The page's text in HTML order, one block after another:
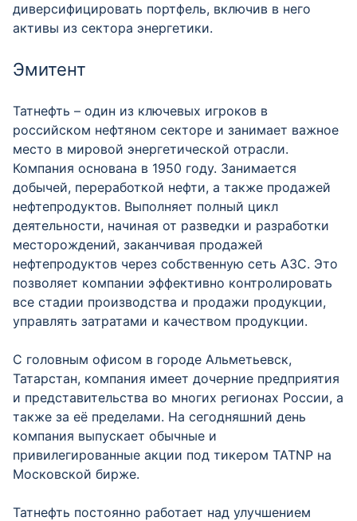
диверсифицировать портфель, включив в него
активы из сектора энергетики.
Эмитент
Татнефть – один из ключевых игроков в
российском нефтяном секторе и занимает важное
место в мировой энергетической отрасли.
Компания основана в 1950 году. Занимается
добычей, переработкой нефти, а также продажей
нефтепродуктов. Выполняет полный цикл
деятельности, начиная от разведки и разработки
месторождений, заканчивая продажей
нефтепродуктов через собственную сеть АЗС. Это
позволяет компании эффективно контролировать
все стадии производства и продажи продукции,
управлять затратами и качеством продукции.
С головным офисом в городе Альметьевск,
Татарстан, компания имеет дочерние предприятия
и представительства во многих регионах России, а
также за её пределами. На сегодняшний день
компания выпускает обычные и
привилегированные акции под тикером TATNP на
Московской бирже.
Татнефть постоянно работает над улучшением